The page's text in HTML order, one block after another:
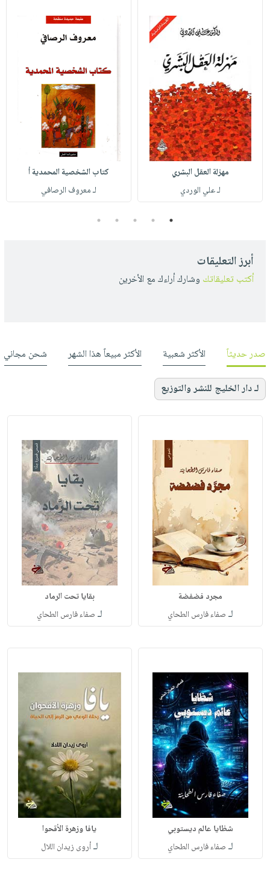
مهزلة العقل البشري
لـ علي الوردي
كتاب الشخصية المحمدية أ
لـ معروف الرصافي
1
2
3
4
5
أبرز التعليقات
أكتب تعليقاتك وشارك أراءك مع الأخرين
صدر حديثاً الأكثر شعبية الأكثر مبيعاً هذا الشهر شحن مجاني
لـ دار الخليج للنشر والتوزيع
مجرد فضفضة
لـ صفاء فارس الطحاي
بقايا تحت الرماد
لـ صفاء فارس الطحاي
شظايا عالم ديستوبي
لـ صفاء فارس الطحاي
يافا وزهرة الأقحوا
لـأروى زيدان اللال